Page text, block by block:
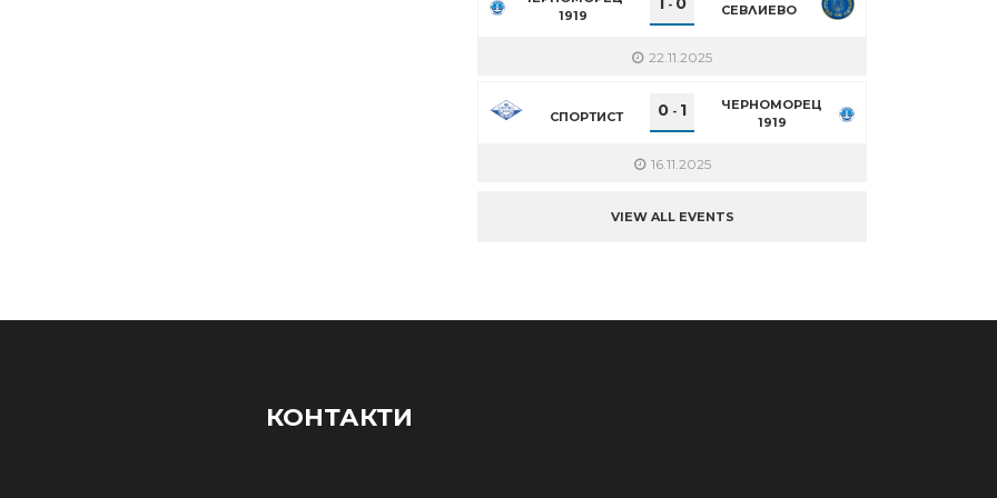
1919
- СЕВЛИЕВО
22.11.2025
СПОРТИСТ 0 - 1
ЧЕРНОМОРЕЦ
1919
16.11.2025
VIEW ALL EVENTS
КОНТАКТИ